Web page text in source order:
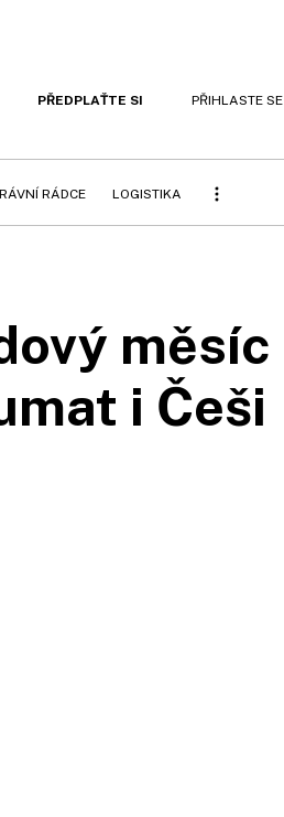
PŘEDPLAŤTE SI PŘIHLASTE SE
RÁDCE LOGISTIKA
měsíc
i Češi